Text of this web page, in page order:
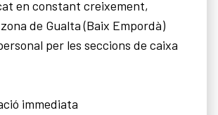
en constant creixement,
de Gualta (Baix Empordà)
per les seccions de caixa
immediata